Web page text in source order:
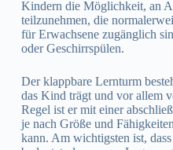
Kindern die Möglichkeit, an
teilzunehmen, die
für Erwachsene zugänglich
oder Geschirrspülen.
Der klappbare Lernturm
das Kind trägt und vor allem
Regel ist er mit einer
je nach Größe und
kann. Am wichtigsten ist,